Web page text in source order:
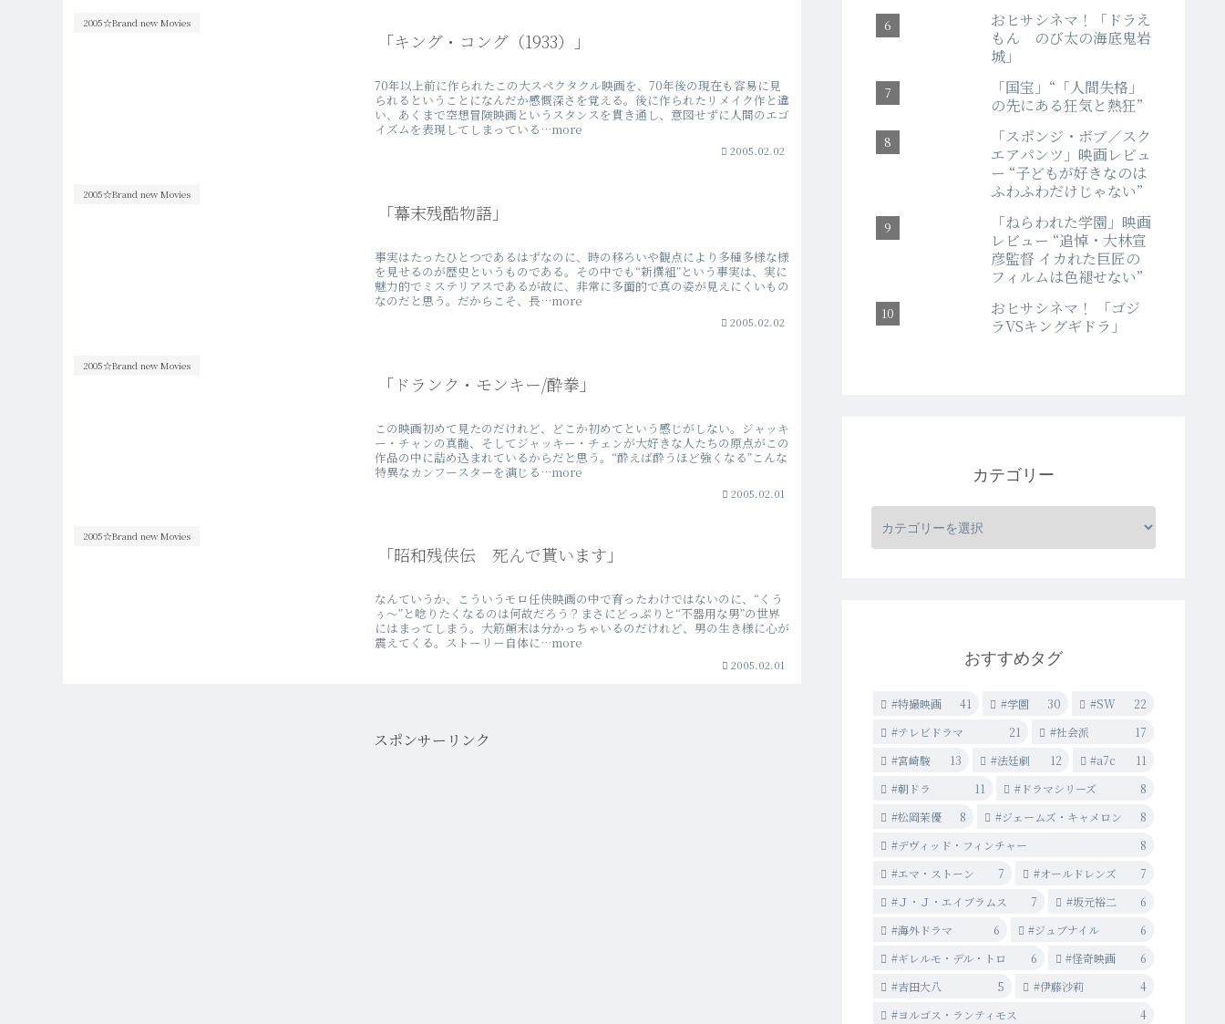
2005☆Brand new Movies
「キング・コング（1933）」
70年以上前に作られたこの大スペクタクル映画を、70年後の現在も容易に見
られるということになんだか感慨深さを覚える。後に作られたリメイク作と違
い、あくまで空想冒険映画というスタンスを貫き通し、意図せずに人間のエゴ
イズムを表現してしまっている…more
2005.02.02
2005☆Brand new Movies
「幕末残酷物語」
事実はたったひとつであるはずなのに、時の移ろいや観点により多種多様な様
を見せるのが歴史というものである。その中でも“新撰組”という事実は、実に
魅力的でミステリアスであるが故に、非常に多面的で真の姿が見えにくいもの
なのだと思う。だからこそ、長…more
2005.02.02
2005☆Brand new Movies
「ドランク・モンキー/酔拳」
この映画初めて見たのだけれど、どこか初めてという感じがしない。ジャッキ
ー・チャンの真髄、そしてジャッキー・チェンが大好きな人たちの原点がこの
作品の中に詰め込まれているからだと思う。“酔えば酔うほど強くなる”こんな
特異なカンフースターを演じる…more
2005.02.01
2005☆Brand new Movies
「昭和残侠伝 死んで貰います」
なんていうか、こういうモロ任侠映画の中で育ったわけではないのに、“くう
ぅ～”と唸りたくなるのは何故だろう？まさにどっぷりと“不器用な男”の世界
にはまってしまう。大筋顛末は分かっちゃいるのだけれど、男の生き様に心が
震えてくる。ストーリー自体に…more
2005.02.01
スポンサーリンク
おヒサシネマ！「ドラえ
もん のび太の海底鬼岩
城」
「国宝」“「人間失格」
の先にある狂気と熱狂”
「スポンジ・ボブ／スク
エアパンツ」映画レビュ
ー “子どもが好きなのは
ふわふわだけじゃない”
「ねらわれた学園」映画
レビュー “追悼・大林宣
彦監督 イカれた巨匠の
フィルムは色褪せない”
おヒサシネマ！ 「ゴジ
ラVSキングギドラ」
カテゴリー
おすすめタグ
#特撮映画 41 #学園 30 #SW
22
#テレビドラマ
21 #社会派
17
#宮崎駿
13 #法廷劇 12 #a7c
11
#朝ドラ
11 #ドラマシリーズ
8
#松岡茉優
8 #ジェームズ・キャメロン
8
#デヴィッド・フィンチャー
8
#エマ・ストーン
7 #オールドレンズ
7
#Ｊ・Ｊ・エイブラムス
7 #坂元裕二
6
#海外ドラマ
6 #ジュブナイル
6
#ギレルモ・デル・トロ
6 #怪奇映画
6
#吉田大八
5 #伊藤沙莉
4
#ヨルゴス・ランティモス
4